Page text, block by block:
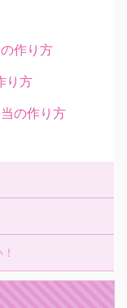
作り方
り方
の作り方